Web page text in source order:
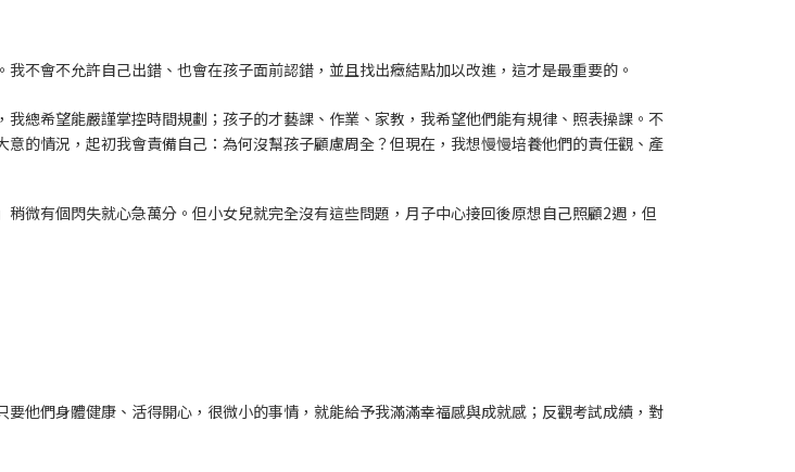
不會不允許自己出錯、也會在孩子面前認錯，並且找出癥結點加以改進，這才是最重要的。
總希望能嚴謹掌控時間規劃；孩子的才藝課、作業、家教，我希望他們能有規律、照表操課。不
的情況，起初我會責備自己：為何沒幫孩子顧慮周全？但現在，我想慢慢培養他們的責任觀、產
微有個閃失就心急萬分。但小女兒就完全沒有這些問題，月子中心接回後原想自己照顧2週，但
他們身體健康、活得開心，很微小的事情，就能給予我滿滿幸福感與成就感；反觀考試成績，對